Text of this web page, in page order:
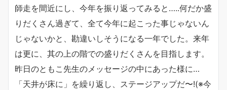
師走を間近にし、今年を振り返ってみると…..何だか盛
りだくさん過ぎて、全て今年に起こった事じゃないん
じゃないかと、勘違いしそうになる一年でした。来年
は更に、其の上の階での盛りだくさんを目指します。
昨日のともこ先生のメッセージの中にあった様に…
「天井が床に」を繰り返し、ステージアップだ〜!(※今